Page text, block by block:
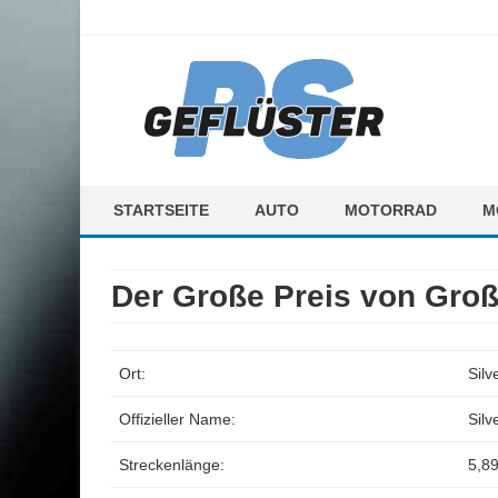
STARTSEITE AUTO MOTORRAD
Der Große Preis von
Ort:
Offizieller Name:
Streckenlänge: